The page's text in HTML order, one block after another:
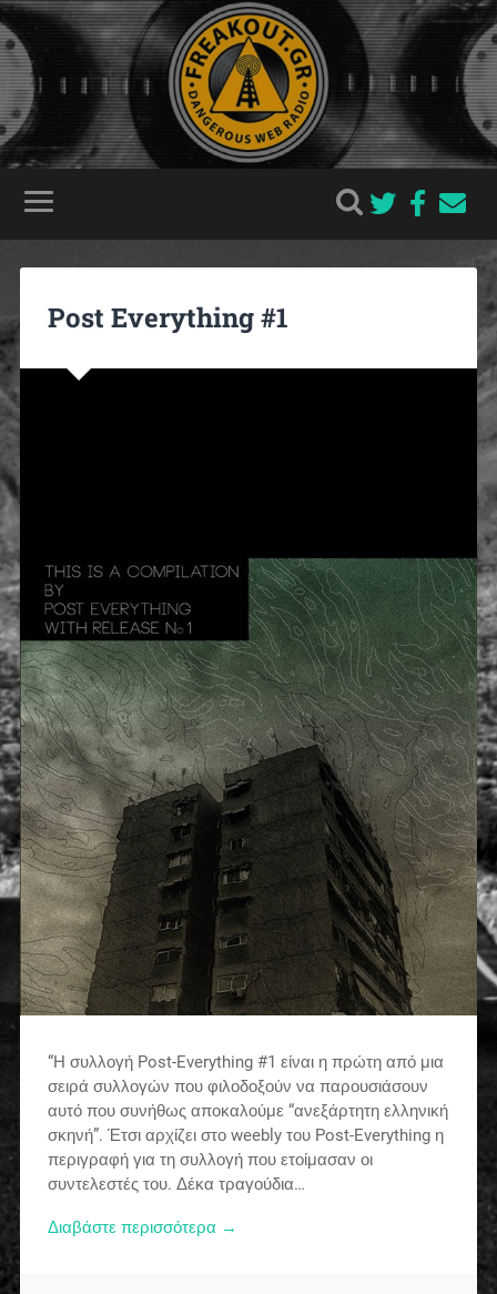
Post Everything #1
“Η συλλογή Post-Everything #1 είναι η πρώτη από μια
σειρά συλλογών που φιλοδοξούν να παρουσιάσουν
αυτό που συνήθως αποκαλούμε “ανεξάρτητη ελληνική
σκηνή”. Έτσι αρχίζει στο weebly του Post-Everything η
περιγραφή για τη συλλογή που ετοίμασαν οι
συντελεστές του. Δέκα τραγούδια…
Διαβάστε περισσότερα →